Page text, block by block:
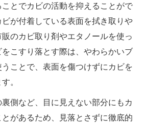
とでカビの活動を抑えることがで
が付着している表面を拭き取りや
のカビ取り剤やエタノールを使っ
こすり落とす際は、やわらかいブ
ことで、表面を傷つけずにカビを
。
側など、目に見えない部分にもカ
があるため、見落とさずに徹底的